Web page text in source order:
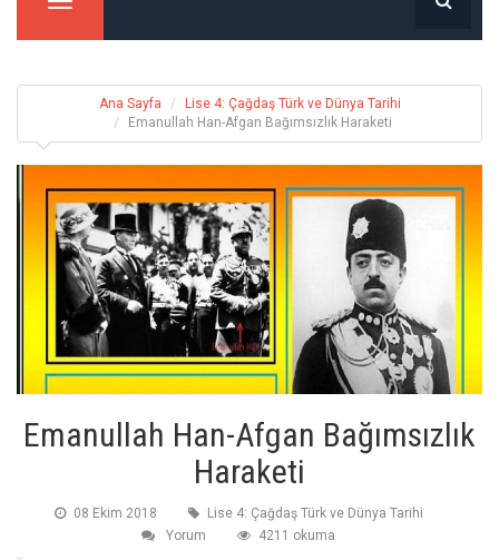
Ana Sayfa
Lise 4: Çağdaş Türk ve Dünya Tarihi
Emanullah Han-Afgan Bağımsızlık Haraketi
Emanullah Han-Afgan Bağımsızlık
Haraketi
08 Ekim 2018
Lise 4: Çağdaş Türk ve Dünya Tarihi
Yorum
4211 okuma